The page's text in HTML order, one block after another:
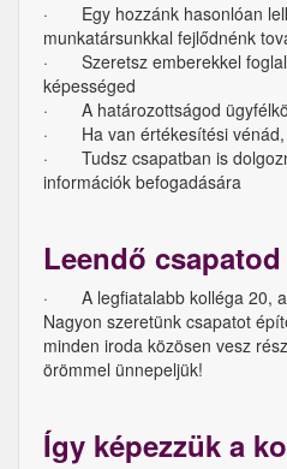
· Egy hozzánk hasonlóan
munkatársunkkal fejlődnénk
· Szeretsz emberekkel
képességed
· A határozottságod
· Ha van értékesítési vénád,
· Tudsz csapatban is
információk befogadására
Leendő csapatod
· A legfiatalabb kolléga 20, a
Nagyon szeretünk csapatot
minden iroda közösen vesz
örömmel ünnepeljük!
Így képezzük a